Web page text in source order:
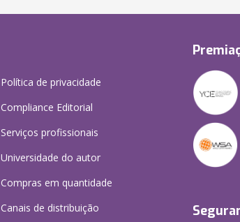
Política de privacidade
Compliance Editorial
Serviços profissionais
Universidade do autor
Compras em quantidade
Canais de distribuição